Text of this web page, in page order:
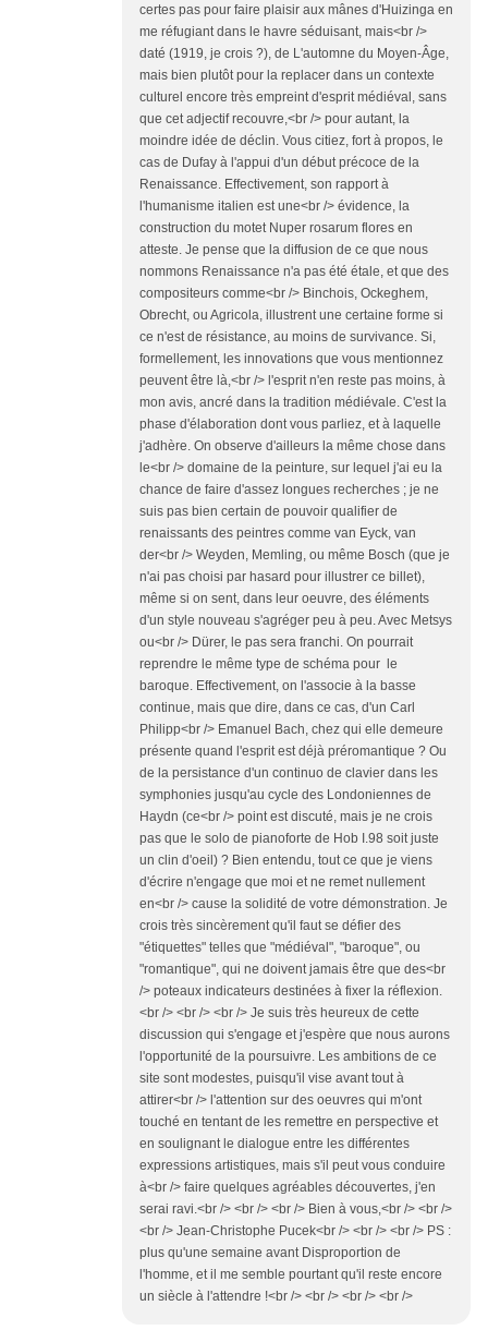
certes pas pour faire plaisir aux mânes d'Huizinga en
me réfugiant dans le havre séduisant, mais<br />
daté (1919, je crois ?), de L'automne du Moyen-Âge,
mais bien plutôt pour la replacer dans un contexte
culturel encore très empreint d'esprit médiéval, sans
que cet adjectif recouvre,<br /> pour autant, la
moindre idée de déclin. Vous citiez, fort à propos, le
cas de Dufay à l'appui d'un début précoce de la
Renaissance. Effectivement, son rapport à
l'humanisme italien est une<br /> évidence, la
construction du motet Nuper rosarum flores en
atteste. Je pense que la diffusion de ce que nous
nommons Renaissance n'a pas été étale, et que des
compositeurs comme<br /> Binchois, Ockeghem,
Obrecht, ou Agricola, illustrent une certaine forme si
ce n'est de résistance, au moins de survivance. Si,
formellement, les innovations que vous mentionnez
peuvent être là,<br /> l'esprit n'en reste pas moins, à
mon avis, ancré dans la tradition médiévale. C'est la
phase d'élaboration dont vous parliez, et à laquelle
j'adhère. On observe d'ailleurs la même chose dans
le<br /> domaine de la peinture, sur lequel j'ai eu la
chance de faire d'assez longues recherches ; je ne
suis pas bien certain de pouvoir qualifier de
renaissants des peintres comme van Eyck, van
der<br /> Weyden, Memling, ou même Bosch (que je
n'ai pas choisi par hasard pour illustrer ce billet),
même si on sent, dans leur oeuvre, des éléments
d'un style nouveau s'agréger peu à peu. Avec Metsys
ou<br /> Dürer, le pas sera franchi. On pourrait
reprendre le même type de schéma pour le
baroque. Effectivement, on l'associe à la basse
continue, mais que dire, dans ce cas, d'un Carl
Philipp<br /> Emanuel Bach, chez qui elle demeure
présente quand l'esprit est déjà préromantique ? Ou
de la persistance d'un continuo de clavier dans les
symphonies jusqu'au cycle des Londoniennes de
Haydn (ce<br /> point est discuté, mais je ne crois
pas que le solo de pianoforte de Hob I.98 soit juste
un clin d'oeil) ? Bien entendu, tout ce que je viens
d'écrire n'engage que moi et ne remet nullement
en<br /> cause la solidité de votre démonstration. Je
crois très sincèrement qu'il faut se défier des
"étiquettes" telles que "médiéval", "baroque", ou
"romantique", qui ne doivent jamais être que des<br
/> poteaux indicateurs destinées à fixer la réflexion.
<br /> <br /> <br /> Je suis très heureux de cette
discussion qui s'engage et j'espère que nous aurons
l'opportunité de la poursuivre. Les ambitions de ce
site sont modestes, puisqu'il vise avant tout à
attirer<br /> l'attention sur des oeuvres qui m'ont
touché en tentant de les remettre en perspective et
en soulignant le dialogue entre les différentes
expressions artistiques, mais s'il peut vous conduire
à<br /> faire quelques agréables découvertes, j'en
serai ravi.<br /> <br /> <br /> Bien à vous,<br /> <br />
<br /> Jean-Christophe Pucek<br /> <br /> <br /> PS :
plus qu'une semaine avant Disproportion de
l'homme, et il me semble pourtant qu'il reste encore
un siècle à l'attendre !<br /> <br /> <br /> <br />